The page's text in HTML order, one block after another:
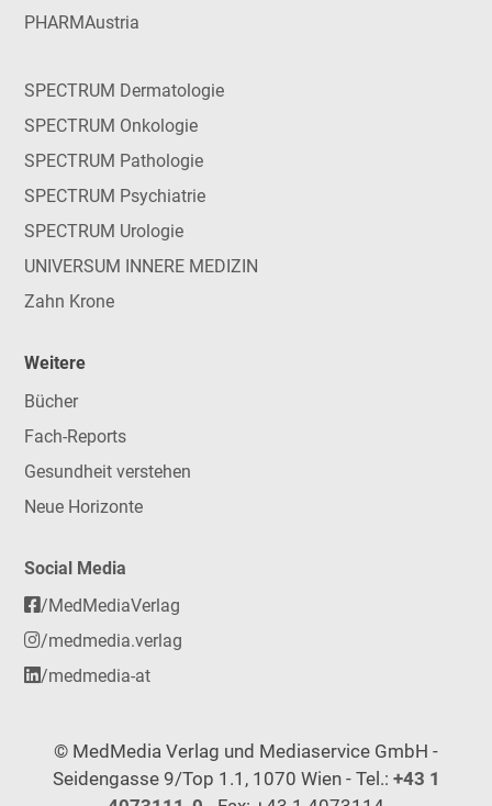
PHARMAustria
SPECTRUM Dermatologie
SPECTRUM Onkologie
SPECTRUM Pathologie
SPECTRUM Psychiatrie
SPECTRUM Urologie
UNIVERSUM INNERE MEDIZIN
Zahn Krone
Weitere
Bücher
Fach-Reports
Gesundheit verstehen
Neue Horizonte
Social Media
/MedMediaVerlag
/medmedia.verlag
/medmedia-at
© MedMedia Verlag und Mediaservice GmbH -
Seidengasse 9/Top 1.1, 1070 Wien - Tel.: +43 1